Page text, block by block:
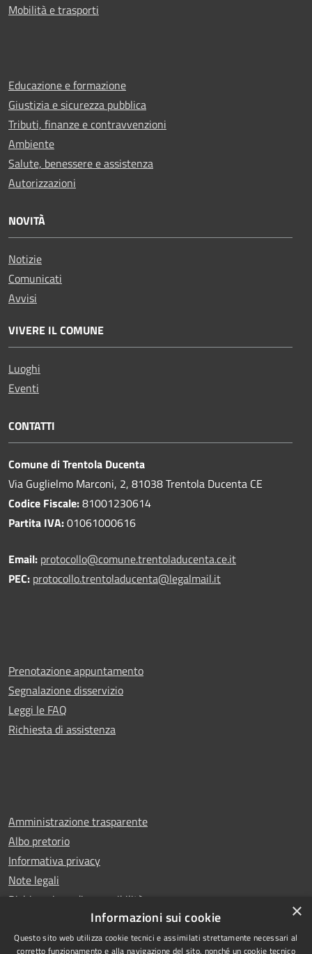
Mobilità e trasporti
Educazione e formazione
Giustizia e sicurezza pubblica
Tributi, finanze e contravvenzioni
Ambiente
Salute, benessere e assistenza
Autorizzazioni
NOVITÀ
Notizie
Comunicati
Avvisi
VIVERE IL COMUNE
Luoghi
Eventi
CONTATTI
Comune di Trentola Ducenta
Via Guglielmo Marconi, 2, 81038 Trentola Ducenta CE
Codice Fiscale:81001230614
Partita IVA:01061000616
Email: protocollo@comune.trentoladucenta.ce.it
PEC: protocollo.trentoladucenta@legalmail.it
Prenotazione appuntamento
Segnalazione disservizio
Leggi le FAQ
Richiesta di assistenza
Amministrazione trasparente
Albo pretorio
Informativa privacy
Note legali
Dichiarazione di accessibilità
×
Informazioni sui cookie
Questo sito web utilizza cookie tecnici e assimilati strettamente necessari al
corretto funzionamento e alla navigazione del sito, nonché un cookie tecnico